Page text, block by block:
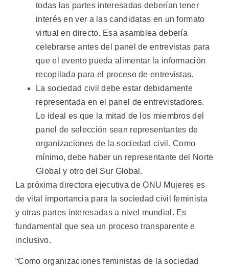
todas las partes interesadas deberían tener
interés en ver a las candidatas en un formato
virtual en directo. Esa asamblea debería
celebrarse antes del panel de entrevistas para
que el evento pueda alimentar la información
recopilada para el proceso de entrevistas.
La sociedad civil debe estar debidamente
representada en el panel de entrevistadores.
Lo ideal es que la mitad de los miembros del
panel de selección sean representantes de
organizaciones de la sociedad civil. Como
mínimo, debe haber un representante del Norte
Global y otro del Sur Global.
La próxima directora ejecutiva de ONU Mujeres es
de vital importancia para la sociedad civil feminista
y otras partes interesadas a nivel mundial. Es
fundamental que sea un proceso transparente e
inclusivo.
“Como organizaciones feministas de la sociedad